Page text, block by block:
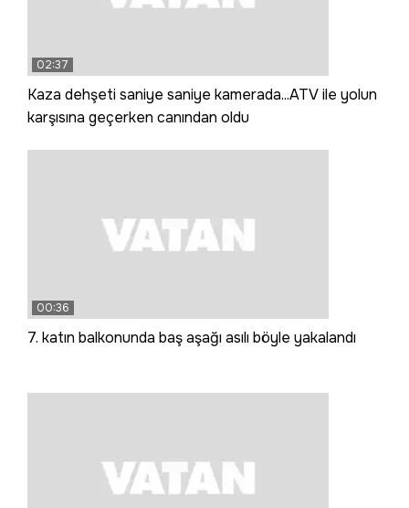
02:37
Kaza dehşeti saniye saniye kamerada...ATV ile yolun
karşısına geçerken canından oldu
00:36
7. katın balkonunda baş aşağı asılı böyle yakalandı